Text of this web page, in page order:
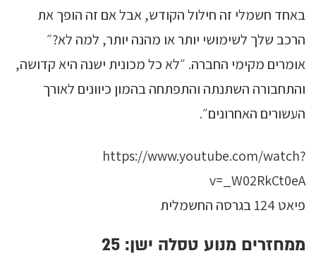
באחד חשמלי זה חילול הקודש, אבל אם זה הופך את
הרכב שלך לשימושי יותר או מהנה יותר, למה לא?״
אומרים מקימי החברה. ״לא כל מכונית ישנה היא קדושה,
והתחבורה השתנתה והתפתחה בהמון כיוונים לאורך
העשורים האחרונים״.
https://www.youtube.com/watch?
v=_W02RkCt0eA
פיאט 124 בגרסה החשמלית
ממחזרים מנוע טסלה ישן: 25